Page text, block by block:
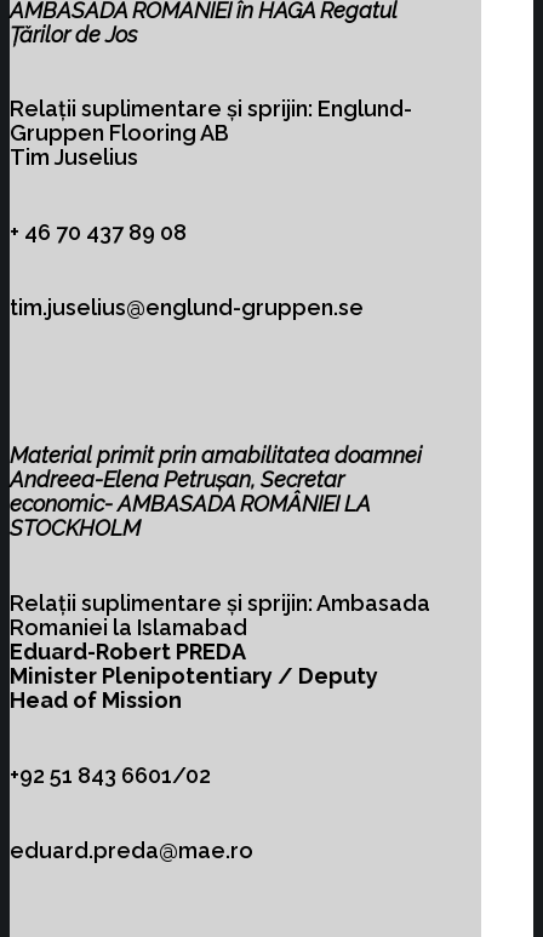
AMBASADA ROMANIEIînHAGARegatul
Țărilor de Jos
Relații suplimentare și sprijin: Englund-
Gruppen Flooring AB
Tim Juselius
+ 46 70 437 89 08
tim.juselius@englund-gruppen.se
Material primit prin amabilitatea doamnei
Andreea-Elena Petrușan, Secretar
economic- AMBASADA ROMÂNIEI LA
STOCKHOLM
Relații suplimentare și sprijin: Ambasada
Romaniei la Islamabad
Eduard-Robert PREDA
Minister Plenipotentiary / Deputy
Head of Mission
+92 51 843 6601/02
eduard.preda@mae.ro